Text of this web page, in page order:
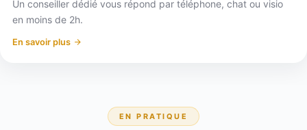
Un conseiller dédié vous répond par téléphone, chat ou visio
en moins de 2h.
En savoir plus
EN PRATIQUE